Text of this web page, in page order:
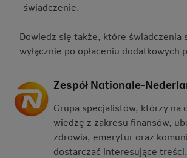
świadczenie.
Dowiedz się także, które świadczenia
wyłącznie po opłaceniu dodatkowych
Zespół Nationale-
Grupa specjalistów, którzy na
wiedzę z zakresu finansów,
zdrowia, emerytur oraz
dostarczać interesujące treści.